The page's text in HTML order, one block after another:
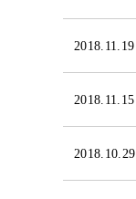
2018.11.19
2018.11.15
2018.10.29